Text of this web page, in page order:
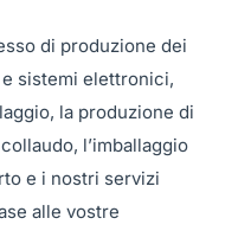
di produzione dei
sistemi elettronici,
la produzione di
l’imballaggio
e i nostri servizi
alle vostre